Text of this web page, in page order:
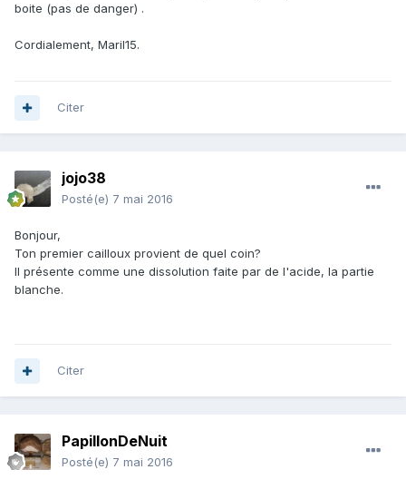
boite (pas de danger) .
Cordialement, Maril15.
Citer
jojo38
Posté(e) 7 mai 2016
Bonjour,
Ton premier cailloux provient de quel coin?
Il présente comme une dissolution faite par de l'acide, la partie
blanche.
Citer
PapillonDeNuit
Posté(e) 7 mai 2016